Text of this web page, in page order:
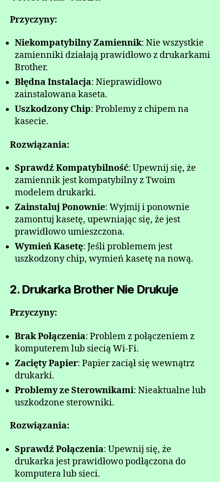
Przyczyny:
Niekompatybilny Zamiennik: Nie wszystkie
zamienniki działają prawidłowo z drukarkami
Brother.
Błędna Instalacja: Nieprawidłowo
zainstalowana kaseta.
Uszkodzony Chip: Problemy z chipem na
kasecie.
Rozwiązania:
Sprawdź Kompatybilność: Upewnij się, że
zamiennik jest kompatybilny z Twoim
modelem drukarki.
Zainstaluj Ponownie: Wyjmij i ponownie
zamontuj kasetę, upewniając się, że jest
prawidłowo umieszczona.
Wymień Kasetę: Jeśli problemem jest
uszkodzony chip, wymień kasetę na nową.
2. Drukarka Brother Nie Drukuje
Przyczyny:
Brak Połączenia: Problem z połączeniem z
komputerem lub siecią Wi-Fi.
Zacięty Papier: Papier zaciął się wewnątrz
drukarki.
Problemy ze Sterownikami: Nieaktualne lub
uszkodzone sterowniki.
Rozwiązania:
Sprawdź Połączenia: Upewnij się, że
drukarka jest prawidłowo podłączona do
komputera lub sieci.